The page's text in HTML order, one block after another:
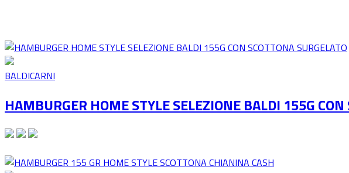
BALDICARNI
HAMBURGER HOME STYLE SELEZIONE BALDI 155G CON